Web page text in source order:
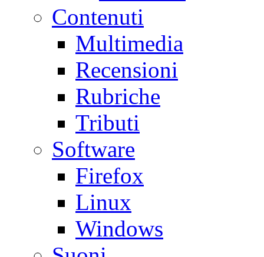
Contenuti
Multimedia
Recensioni
Rubriche
Tributi
Software
Firefox
Linux
Windows